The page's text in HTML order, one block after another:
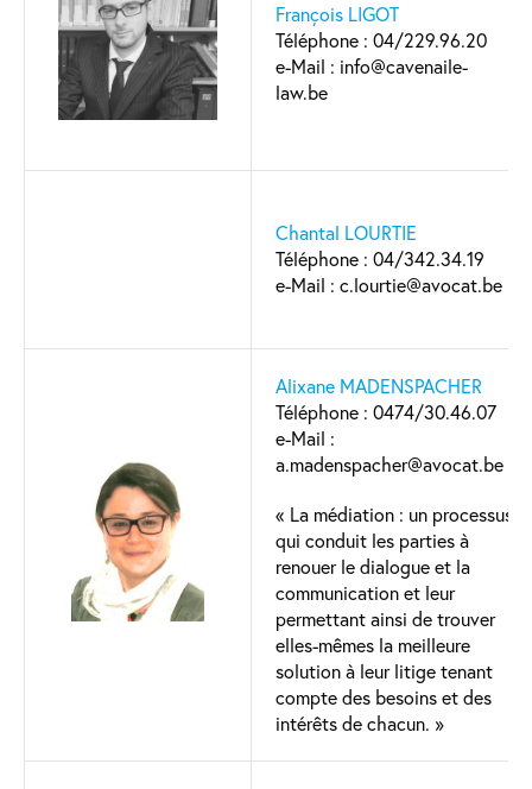
François LIGOT
Téléphone : 04/229.96.20
e-Mail : info@cavenaile-
law.be
Chantal LOURTIE
Téléphone : 04/342.34.19
e-Mail : c.lourtie@avocat.be
Alixane MADENSPACHER
Téléphone : 0474/30.46.07
e-Mail :
a.madenspacher@avocat.be
« La médiation : un processus
qui conduit les parties à
renouer le dialogue et la
communication et leur
permettant ainsi de trouver
elles-mêmes la meilleure
solution à leur litige tenant
compte des besoins et des
intérêts de chacun. »